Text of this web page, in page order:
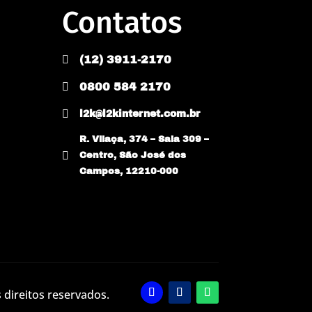
Contatos
 (12) 3911-2170
 0800 584 2170
 l2k@l2kinternet.com.br

R. Vilaça, 374 – Sala 309 –
Centro, São José dos
Campos, 12210-000
direitos reservados.